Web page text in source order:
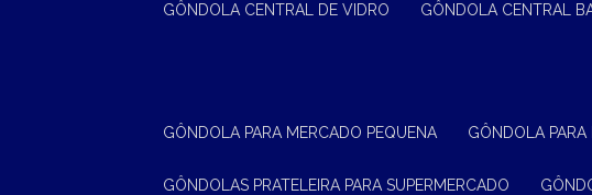
GÔNDOLA CENTRAL DE VIDRO GÔNDOLA CENTRAL
GÔNDOLA PARA MERCADO PEQUENA GÔNDOLA
GÔNDOLAS PRATELEIRA PARA SUPERMERCADO